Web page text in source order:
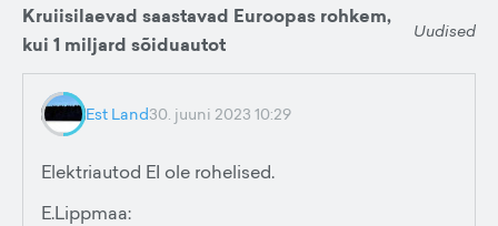
Kruiisilaevad saastavad Euroopas rohkem,
kui 1 miljard sõiduautot
Uudised
Est Land30. juuni 2023 10:29
Elektriautod EI ole rohelised.
E.Lippmaa: